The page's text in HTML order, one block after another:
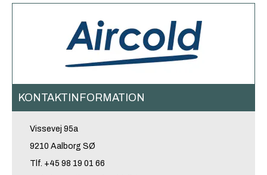
KONTAKTINFORMATION
Vissevej 95a
9210 Aalborg SØ
Tlf. +45 98 19 01 66